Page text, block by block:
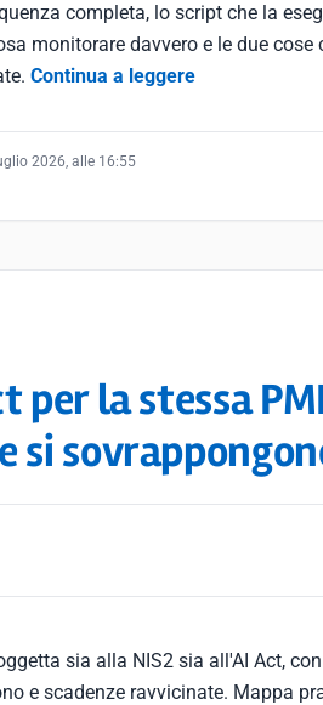
completa, lo script che la
monitorare davvero e le due cose
Continua a leggere
2026, alle 16:55
per la stessa
si
sia alla NIS2 sia all'AI Act,
e scadenze ravvicinate. Mappa